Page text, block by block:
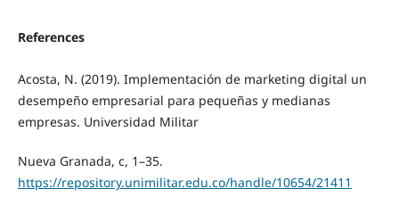
References
Acosta, N. (2019). Implementación de marketing digital un
desempeño empresarial para pequeñas y medianas
empresas. Universidad Militar
Nueva Granada, c, 1–35.
https://repository.unimilitar.edu.co/handle/10654/21411